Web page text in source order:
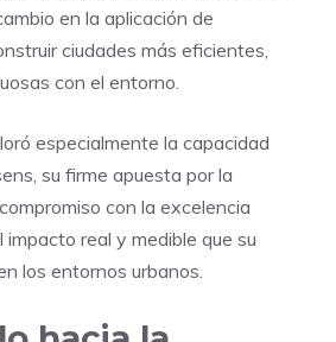
en la aplicación de
ciudades más eficientes,
con el entorno.
especialmente la capacidad
su firme apuesta por la
con la excelencia
impacto real y medible que su
los entornos urbanos.